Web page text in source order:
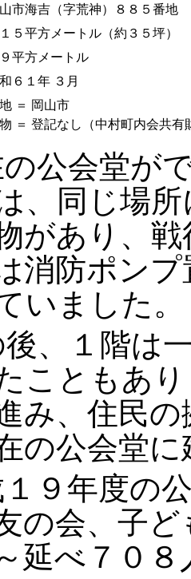
市海吉（字荒神）８８５番地
５平方メートル（約３５坪）
平方メートル
６１年 ３月
＝ 岡山市
＝ 登記なし（中村町内会共有
公会堂が
、同じ場
があり、
消防ポン
いました。
、１階は
こともあ
み、住民
の公会堂
９年度の
の会、子
延べ７０